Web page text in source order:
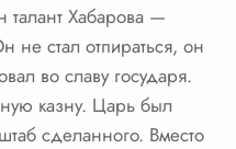
Хабарова —
не стал отпираться, он
во славу государя.
казну. Царь был
сделанного. Вместо